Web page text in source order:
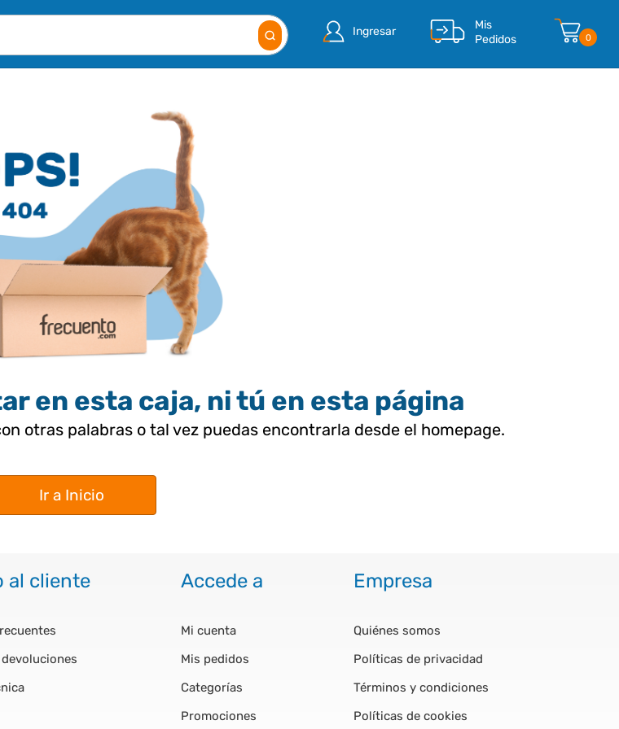
Ingresar
Mis
Pedidos
0
en esta caja, ni tú en esta página
otras palabras o tal vez puedas encontrarla desde el homepage.
Ir a Inicio
al cliente Accede a
Mi cuenta
Mis pedidos
Categorías
Promociones
Empresa
Quiénes somos
Políticas de privacidad
Términos y condiciones
Políticas de cookies